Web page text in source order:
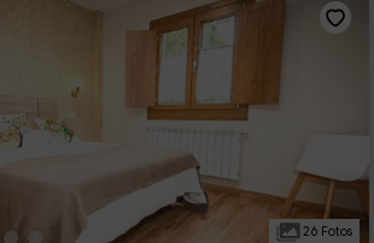
26 Fotos